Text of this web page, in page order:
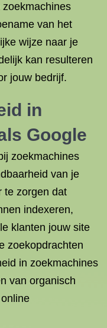
van het
wijze naar je
kan resulteren
jouw bedrijf.
in
Google
zoekmachines
van je
te zorgen dat
indexeren,
klanten jouw site
zoekopdrachten
in zoekmachines
van organisch